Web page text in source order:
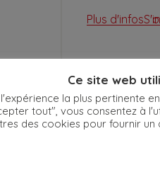
Plus d'infos
Ce site web
la plus pertinente
tout", vous consentez à
des cookies pour fournir un